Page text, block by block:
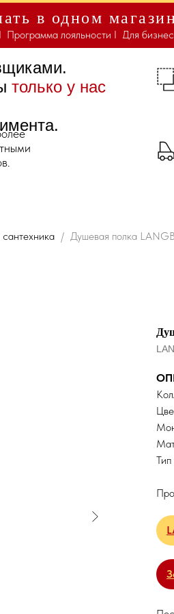
в одном
Для
Программа лояльности I
только у нас
сантехника Душевая полка